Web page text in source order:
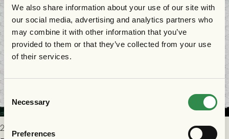
We also share information about your use of our site with
our social media, advertising and analytics partners who
may combine it with other information that you’ve
provided to them or that they’ve collected from your use
of their services.
Selection
Necessary
Preferences
2026-07-29 9:15